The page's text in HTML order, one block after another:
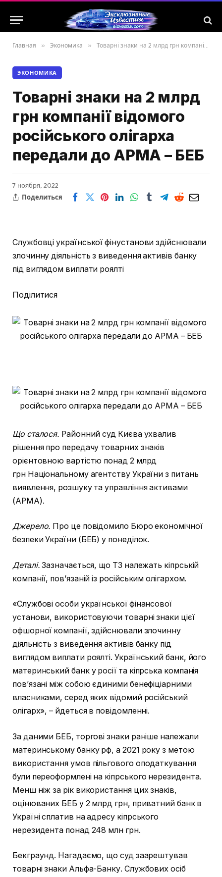
Главная » Экономика » Товарні знаки на 2 млрд грн компанії відомого російського олігарха передали до АРМА – БЕБ
ЭКОНОМИКА
Товарні знаки на 2 млрд
грн компанії відомого
російського олігарха
передали до АРМА – БЕБ
7 ноября, 2022
Поделиться
Службовці української фінустанови здійснювали
злочинну діяльність з виведення активів банку
під виглядом виплати роялті
Поділитися
Що сталося. Районний суд Києва ухвалив
рішення про передачу товарних знаків
орієнтовною вартістю понад 2 млрд
грн Національному агентству України з питань
виявлення, розшуку та управління активами
(АРМА).
Джерело. Про це повідомило Бюро економічної
безпеки України (БЕБ) у понеділок.
Деталі.Зазначається, що ТЗ належать кіпрській
компанії, пов’язаній із російським олігархом.
«Службові особи української фінансової
установи, використовуючи товарні знаки цієї
офшорної компанії, здійснювали злочинну
діяльність з виведення активів банку під
виглядом виплати роялті. Український банк, його
материнський банк у росії та кіпрська компанія
пов’язані між собою єдиними бенефіціарними
власниками, серед яких відомий російський
олігарх», – йдеться в повідомленні.
За даними БЕБ, торгові знаки раніше належали
материнському банку рф, а 2021 року з метою
використання умов пільгового оподаткування
були переоформлені на кіпрського нерезидента.
Менш ніж за рік використання цих знаків,
оцінюваних БЕБ у 2 млрд грн, приватний банк в
Україні сплатив на адресу кіпрського
нерезидента понад 248 млн грн.
Бекграунд. Нагадаємо, що суд заарештував
товарні знаки Альфа-Банку. Службових осіб